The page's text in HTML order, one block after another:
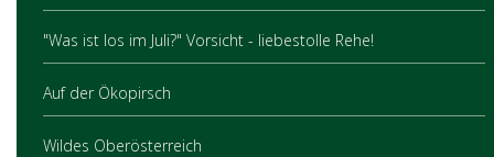
"Was ist los im Juli?" Vorsicht - liebestolle Rehe!
Auf der Ökopirsch
Wildes Oberösterreich